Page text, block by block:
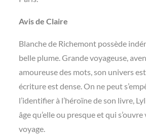
Avis de Claire
Blanche de Richemont possède
belle plume. Grande voyageuse,
amoureuse des mots, son univers
écriture est dense. On ne peut
l’identifier à l’héroïne de son livre,
âge qu’elle ou presque et qui
voyage.